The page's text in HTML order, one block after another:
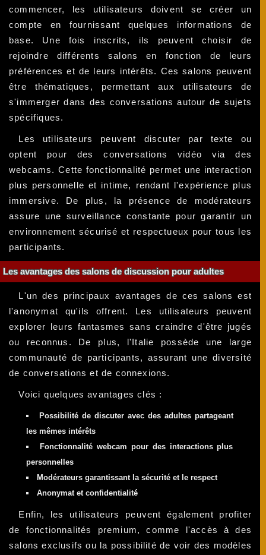
commencer, les utilisateurs doivent se créer un
compte en fournissant quelques informations de
base. Une fois inscrits, ils peuvent choisir de
rejoindre différents salons en fonction de leurs
préférences et de leurs intérêts. Ces salons peuvent
être thématiques, permettant aux utilisateurs de
s'immerger dans des conversations autour de sujets
spécifiques.
Les utilisateurs peuvent discuter par texte ou
optent pour des conversations vidéo via des
webcams. Cette fonctionnalité permet une interaction
plus personnelle et intime, rendant l'expérience plus
immersive. De plus, la présence de modérateurs
assure une surveillance constante pour garantir un
environnement sécurisé et respectueux pour tous les
participants.
Les avantages des salons de discussion pour adultes
L'un des principaux avantages de ces salons est
l'anonymat qu'ils offrent. Les utilisateurs peuvent
explorer leurs fantasmes sans craindre d'être jugés
ou reconnus. De plus, l'Italie possède une large
communauté de participants, assurant une diversité
de conversations et de connexions.
Voici quelques avantages clés :
Possibilité de discuter avec des adultes partageant
les mêmes intérêts
Fonctionnalité webcam pour des interactions plus
personnelles
Modérateurs garantissant la sécurité et le respect
Anonymat et confidentialité
Enfin, les utilisateurs peuvent également profiter
de fonctionnalités premium, comme l'accès à des
salons exclusifs ou la possibilité de voir des modèles